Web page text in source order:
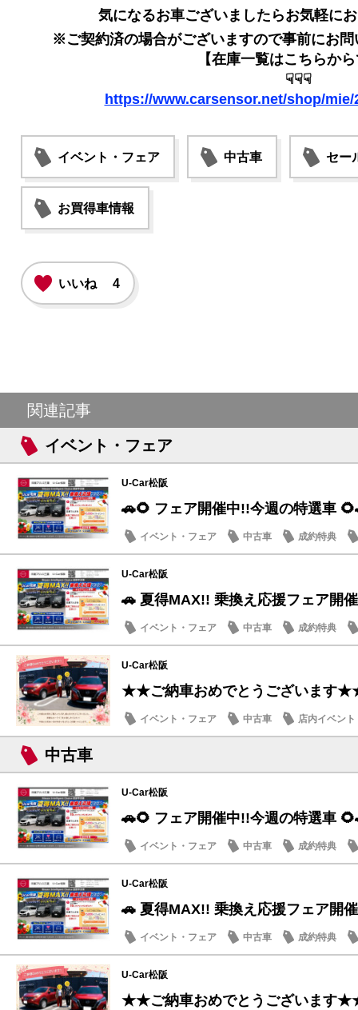
気になるお車ございましたらお気軽に
※ご契約済の場合がございますので事前にお
【在庫一覧はこちらか
☟☟☟
https://www.carsensor.net/shop/
イベント・フェア 中古車 セー
お買得車情報
いいね 4
関連記事
イベント・フェア
U-Car松阪
🚗🌻 フェア開催中!!今週の特選車
イベント・フェア 中古車 成約特典
U-Car松阪
🚗 夏得MAX!! 乗換え応援フェア開
イベント・フェア 中古車 成約特典
U-Car松阪
★★ご納車おめでとうございます
イベント・フェア 中古車 店内イベント
中古車
U-Car松阪
🚗🌻 フェア開催中!!今週の特選車
イベント・フェア 中古車 成約特典
U-Car松阪
🚗 夏得MAX!! 乗換え応援フェア開
イベント・フェア 中古車 成約特典
U-Car松阪
★★ご納車おめでとうございます